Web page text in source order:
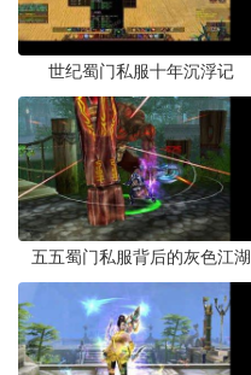
世纪蜀门私服十年沉浮记
五五蜀门私服背后的灰色江湖